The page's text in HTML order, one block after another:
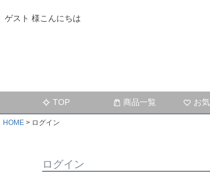
ゲスト 様こんにちは
TOP
商品一覧 お
HOME ログイン
ログイン